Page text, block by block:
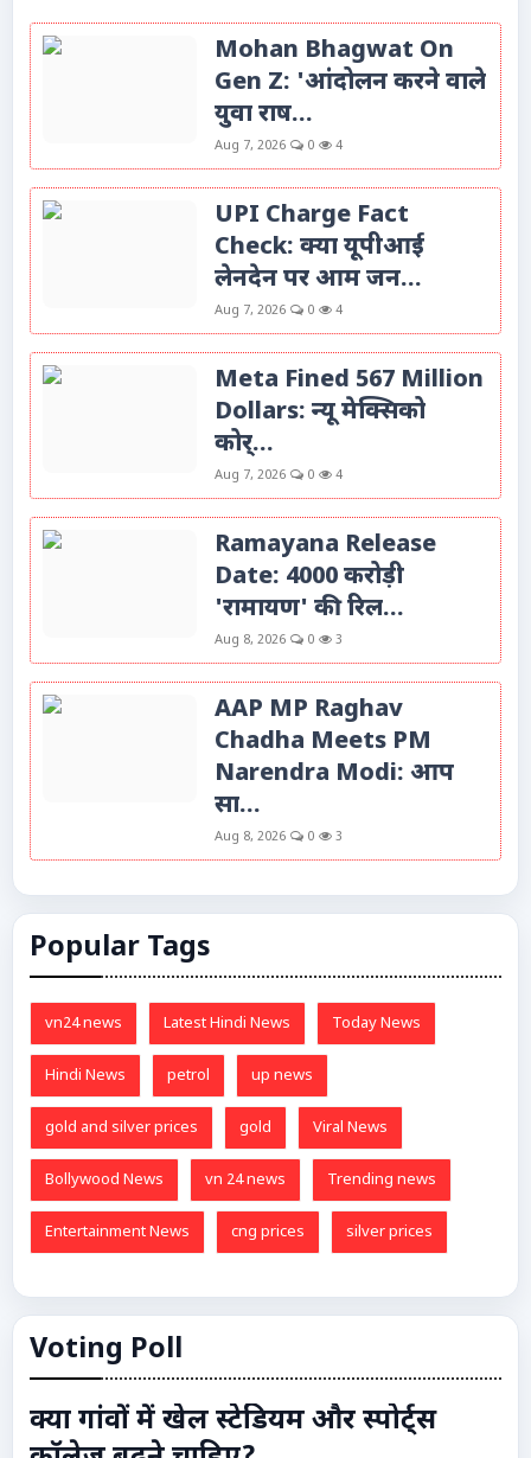
Mohan Bhagwat On
Gen Z: 'आंदोलन करने वाले
युवा राष...
Aug 7, 2026 0 4
UPI Charge Fact
Check: क्या यूपीआई
लेनदेन पर आम जन...
Aug 7, 2026 0 4
Meta Fined 567 Million
Dollars: न्यू मेक्सिको
कोर्...
Aug 7, 2026 0 4
Ramayana Release
Date: 4000 करोड़ी
'रामायण' की रिल...
Aug 8, 2026 0 3
AAP MP Raghav
Chadha Meets PM
Narendra Modi: आप
सा...
Aug 8, 2026 0 3
Popular Tags
vn24 news Latest Hindi News Today News
Hindi News petrol up news
gold and silver prices gold Viral News
Bollywood News vn 24 news Trending news
Entertainment News cng prices silver prices
Voting Poll
क्या गांवों में खेल स्टेडियम और स्पोर्ट्स